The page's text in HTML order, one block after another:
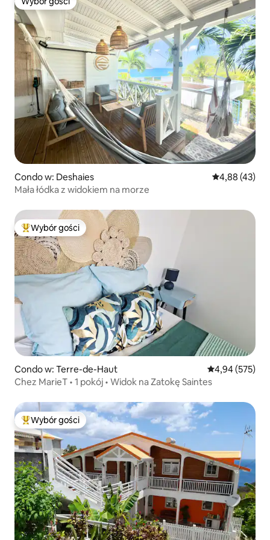
Wybór gości
Condo w: Deshaies Średnia
4,88 (43)
Mała łódka z widokiem na morze
Najpopularniejsze z kategorii Wybór gości
Wybór gości
Condo w: Terre-de-Haut Średnia
4,94 (575)
Chez MarieT • 1 pokój • Widok na Zatokę Saintes
Najpopularniejsze z kategorii Wybór gości
Wybór gości